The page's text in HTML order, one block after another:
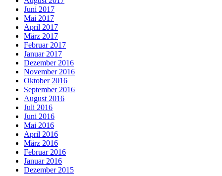
Juni 2017
Mai 2017
April 2017
März 2017
Februar 2017
Januar 2017
Dezember 2016
November 2016
Oktober 2016
September 2016
August 2016
Juli 2016
Juni 2016
Mai 2016
April 2016
März 2016
Februar 2016
Januar 2016
Dezember 2015